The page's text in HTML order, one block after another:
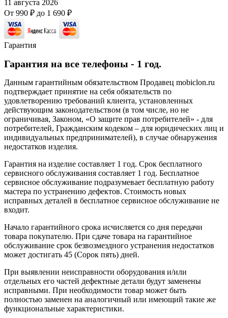
11 августа 2026
От 990 ₽ до 1 690 ₽
Гарантия
Гарантия на все телефоны - 1 год.
Данным гарантийным обязательством Продавец mobiclon.ru
подтверждает принятие на себя обязательств по
удовлетворению требований клиента, установленных
действующим законодательством (в том числе, но не
ограничивая, Законом, «О защите прав потребителей» - для
потребителей, Гражданским кодеком – для юридических лиц и
индивидуальных предпринимателей), в случае обнаружения
недостатков изделия.
Гарантия на изделие составляет 1 год. Срок бесплатного
сервисного обслуживания составляет 1 год. Бесплатное
сервисное обслуживание подразумевает бесплатную работу
мастера по устранению дефектов. Стоимость новых
исправных деталей в бесплатное сервисное обслуживание не
входит.
Начало гарантийного срока исчисляется со дня передачи
товара покупателю. При сдаче товара на гарантийное
обслуживание срок безвозмездного устранения недостатков
может достигать 45 (Сорок пять) дней.
При выявлении неисправности оборудования и/или
отдельных его частей дефектные детали будут заменены
исправными. При необходимости товар может быть
полностью заменен на аналогичный или имеющий такие же
функциональные характеристики.